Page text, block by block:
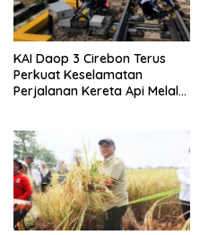
KAI Daop 3 Cirebon Terus
Perkuat Keselamatan
Perjalanan Kereta Api Melalui